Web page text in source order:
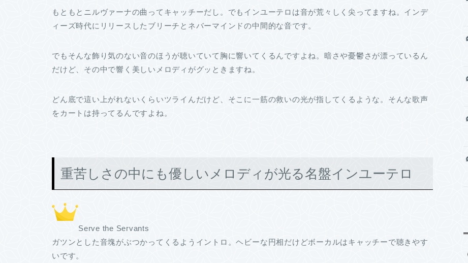
もともとニルヴァーナの曲ってキャッチーだし。でもインユーテロは音が荒々しく尖ってますね。インデ
ィーズ時代にリリースしたブリーチとネバーマインドの中間的な音です。
でもそんな飾り気のない音のほうが聴いていて胸に響いてくるんですよね。暗さや憂鬱さが漂っているん
だけど、その中で響く美しいメロディがグッときますね。
どん底で這い上がれないくらいツライんだけど、そこに一筋の救いの光が指してくるような。そんな歌声
をカートは持ってるんですよね。
重苦しさの中にも優しいメロディが光る名盤インユーテロ
Serve the Servants
ガツンとした音塊がぶつかってくるようイントロ。ヘビーな円相だけどボーカルはキャッチーで聴きやす
いです。